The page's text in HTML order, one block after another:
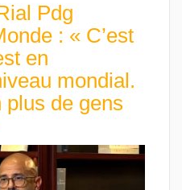
Pdg
: « C’est
en
mondial.
plus de gens